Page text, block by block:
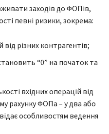
заходів до ФОПів,
певні ризики, зокрема:
від різних контрагентів;
“0” на початок та
вхідних операцій від
рахунку ФОПа – у два або
особливостям ведення